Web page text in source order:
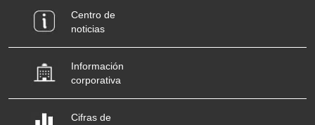
Centro de
noticias
Información
corporativa
Cifras de